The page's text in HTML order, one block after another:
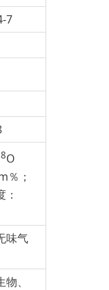
7
O
％；
味气
、